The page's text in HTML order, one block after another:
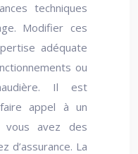
techniques
Modifier ces
adéquate
ou
Il est
appel à un
vous avez des
d’assurance. La